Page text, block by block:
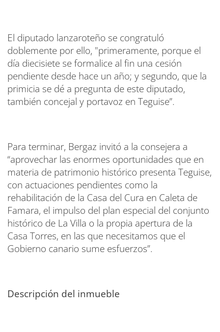
El diputado lanzaroteño se congratuló
doblemente por ello, "primeramente, porque el
día diecisiete se formalice al fin una cesión
pendiente desde hace un año; y segundo, que la
primicia se dé a pregunta de este diputado,
también concejal y portavoz en Teguise”.
Para terminar, Bergaz invitó a la consejera a
“aprovechar las enormes oportunidades que en
materia de patrimonio histórico presenta Teguise,
con actuaciones pendientes como la
rehabilitación de la Casa del Cura en Caleta de
Famara, el impulso del plan especial del conjunto
histórico de La Villa o la propia apertura de la
Casa Torres, en las que necesitamos que el
Gobierno canario sume esfuerzos”.
Descripción del inmueble